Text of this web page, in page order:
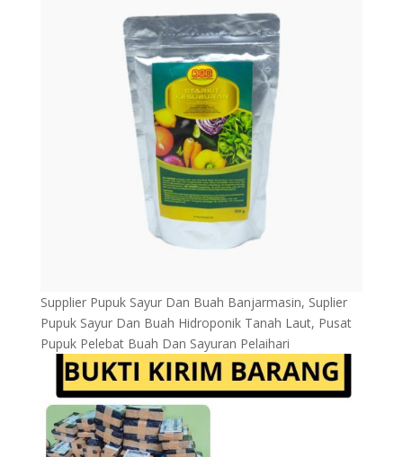
Supplier Pupuk Sayur Dan Buah Banjarmasin, Suplier
Pupuk Sayur Dan Buah Hidroponik Tanah Laut, Pusat
Pupuk Pelebat Buah Dan Sayuran Pelaihari